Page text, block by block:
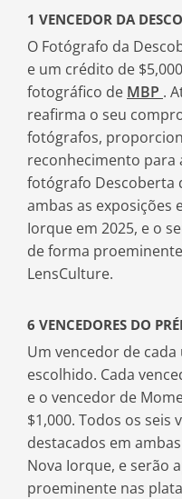
1 VENCEDOR DA
O Fotógrafo da
e um crédito de
fotográfico de MBP .
reafirma o seu
fotógrafos,
reconhecimento para
fotógrafo Descoberta
ambas as exposições
Iorque em 2025, e o
de forma
LensCulture.
6 VENCEDORES DO
Um vencedor de
escolhido. Cada
e o vencedor de
$1,000. Todos os seis
destacados em
Nova Iorque, e serão
proeminente nas